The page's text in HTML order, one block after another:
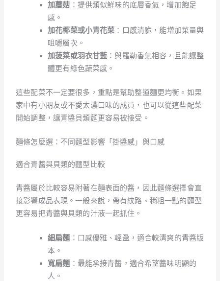
加蘑菇 ：提供類似鮮味的底層香氣，增加飽足
感。
加花椰菜或小青花菜 ：口感清脆，能增加菜量與
咀嚼層次。
加菠菜或羽衣甘藍 ：與羅勒香氣相容，且能讓整
體更有綠色蔬菜感。
這些配菜不一定要很多，重點是幫助整道麵更均衡。如果
家中有小朋友或不愛太濃口味的成員，也可以從這些配菜
開始調整，讓青醬貝類麵更容易被接受。
麵條怎麼選：不同麵型影響「掛醬感」與口感
適合青醬與貝類的麵型比較
青醬屬於比較容易附著在麵表面的醬，因此麵條選擇會直
接影響成品表現。一般來說，帶有紋路、稍粗一點的麵型
更容易把青醬與貝類的汁液一起抓住。
細扁麵 ：口感優雅、輕盈，適合較清爽的青醬版
本。
寬扁麵 ：最能承接青醬，適合希望醬味明顯的
人。